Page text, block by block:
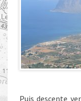
Puis descente